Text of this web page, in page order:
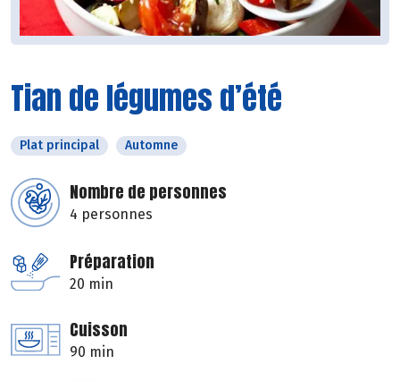
Tian de légumes d’été
Plat principal Automne
Nombre de personnes
4 personnes
Préparation
20 min
Cuisson
90 min